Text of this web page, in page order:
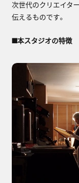
次世代のクリエイタ
伝えるものです。
■本スタジオの特徴